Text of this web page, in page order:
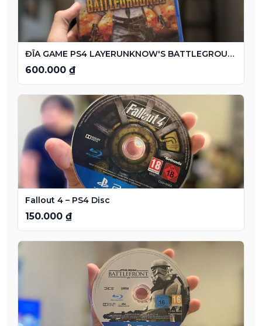
ĐĨA GAME PS4 LAYERUNKNOW'S BATTLEGROUNDS
600.000 ₫
Fallout 4 – PS4 Disc
150.000 ₫